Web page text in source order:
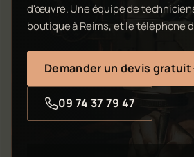
d'œuvre. Une équipe de
boutique à Reims, et le téléphone
Demander un devis gratuit
09 74 37 79 47